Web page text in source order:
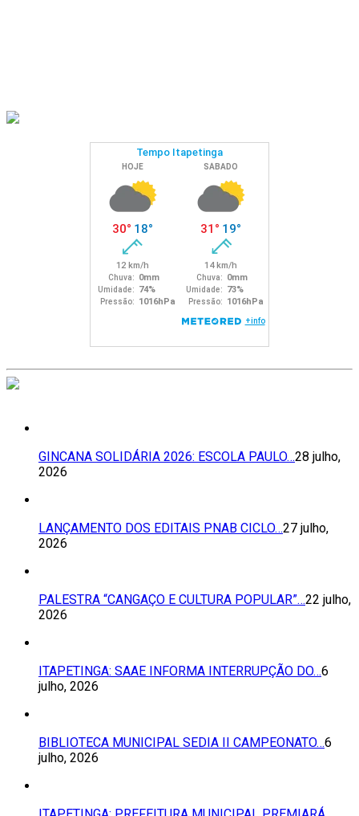
GINCANA SOLIDÁRIA 2026: ESCOLA PAULO…28 julho,
2026
LANÇAMENTO DOS EDITAIS PNAB CICLO…27 julho,
2026
PALESTRA “CANGAÇO E CULTURA POPULAR”…22 julho,
2026
ITAPETINGA: SAAE INFORMA INTERRUPÇÃO DO…6
julho, 2026
BIBLIOTECA MUNICIPAL SEDIA II CAMPEONATO…6
julho, 2026